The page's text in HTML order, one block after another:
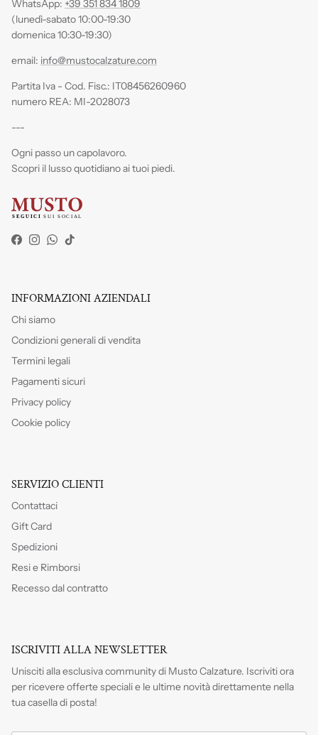
WhatsApp: +39 351 834 1809
(lunedì-sabato 10:00-19:30
domenica 10:30-19:30)
email: info@mustocalzature.com
Partita Iva - Cod. Fisc.: IT08456260960
numero REA: MI-2028073
---
Ogni passo un capolavoro.
Scopri il lusso quotidiano ai tuoi piedi.
Facebook
Instagram
WhatsApp
TikTok
INFORMAZIONI AZIENDALI
Chi siamo
Condizioni generali di vendita
Termini legali
Pagamenti sicuri
Privacy policy
Cookie policy
SERVIZIO CLIENTI
Contattaci
Gift Card
Spedizioni
Resi e Rimborsi
Recesso dal contratto
ISCRIVITI ALLA NEWSLETTER
Unisciti alla esclusiva community di Musto Calzature. Iscrivitiora
per ricevere offerte speciali e le ultime novità direttamente nella
tua casella di posta!